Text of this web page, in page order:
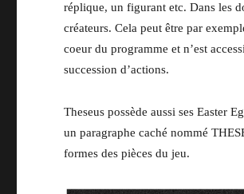
réplique, un figurant etc. Dans les
créateurs. Cela peut être par
coeur du programme et n’est
succession d’actions.
Theseus possède aussi ses Easter
un paragraphe caché nommé
formes des pièces du jeu.